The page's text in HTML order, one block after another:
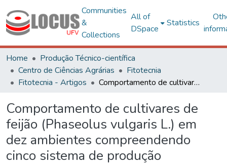
Communities
&
Collections
All of
DSpace
Statistics
Home
Produção Técnico-científica
Centro de Ciências Agrárias
Fitotecnia
Fitotecnia - Artigos
Comportamento de cultivares de feijão (Phaseolus vulgaris L.) em dez ambientes compreendendo cinco sistema de produção
Comportamento de cultivares de
feijão (Phaseolus vulgaris L.) em
dez ambientes compreendendo
cinco sistema de produção